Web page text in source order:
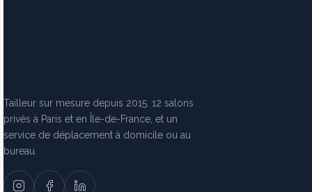
Tailleur sur mesure depuis 2015. 12 salons
privés à Paris et en Île-de-France, et un
service de déplacement à domicile ou au
bureau.